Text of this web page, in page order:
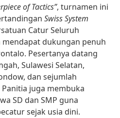
of Tactics”, turnamen ini
Swiss System
Catur Seluruh
mendapat dukungan penuh
Pesertanya datang
Sulawesi Selatan,
dan sejumlah
juga membuka
SD dan SMP guna
sejak usia dini.